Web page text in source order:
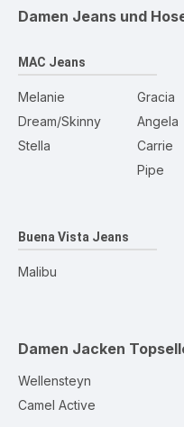
Damen Jeans und
MAC Jeans
Melanie
Dream/Skinny
Stella
Gracia
Angela
Carrie
Pipe
Buena Vista Jeans
Malibu
Damen Jacken
Wellensteyn
Camel Active